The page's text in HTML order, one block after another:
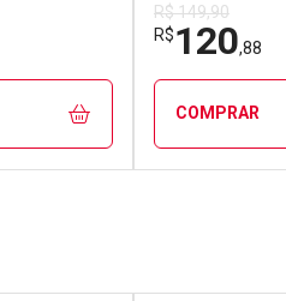
R$ 149,90
R$120,88
COMPRAR